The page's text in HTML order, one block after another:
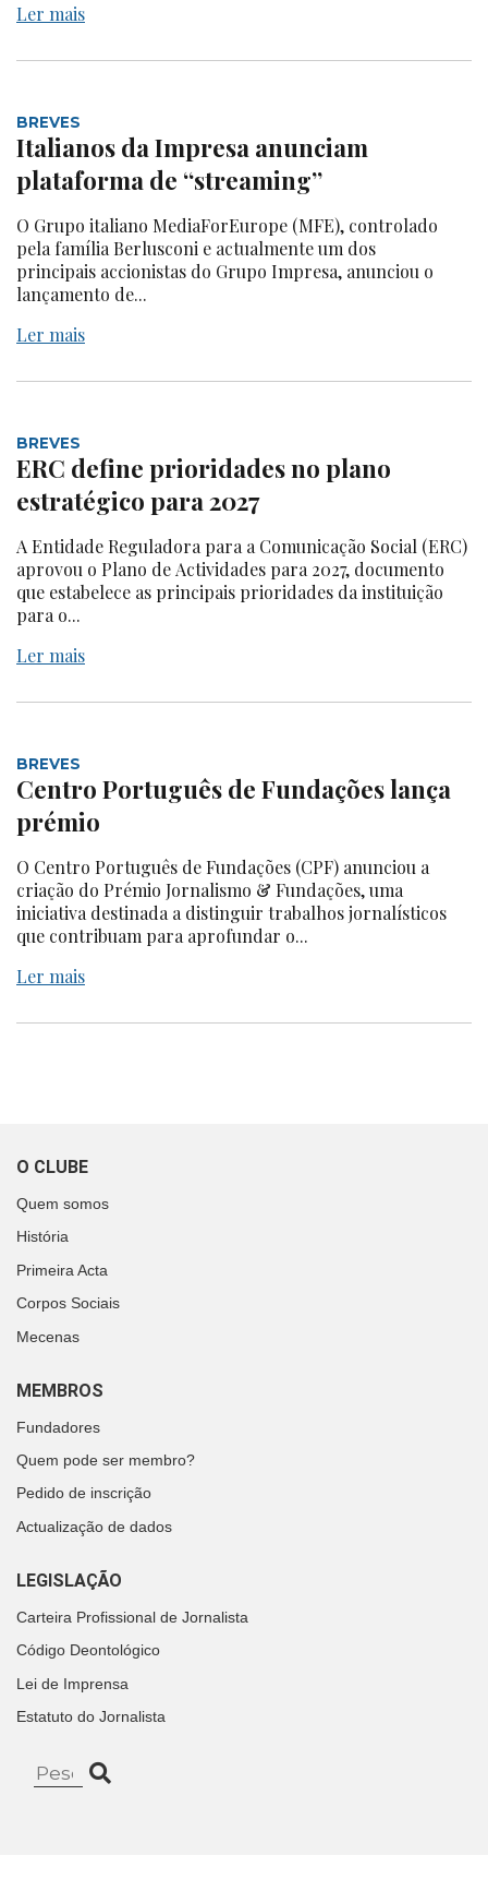
Ler mais
BREVES
Italianos da Impresa anunciam
plataforma de “streaming”
O Grupo italiano MediaForEurope (MFE), controlado
pela família Berlusconi e actualmente um dos
principais accionistas do Grupo Impresa, anunciou o
lançamento de...
Ler mais
BREVES
ERC define prioridades no plano
estratégico para 2027
A Entidade Reguladora para a Comunicação Social (ERC)
aprovou o Plano de Actividades para 2027, documento
que estabelece as principais prioridades da instituição
para o...
Ler mais
BREVES
Centro Português de Fundações lança
prémio
O Centro Português de Fundações (CPF) anunciou a
criação do Prémio Jornalismo & Fundações, uma
iniciativa destinada a distinguir trabalhos jornalísticos
que contribuam para aprofundar o...
Ler mais
O CLUBE
Quem somos
História
Primeira Acta
Corpos Sociais
Mecenas
MEMBROS
Fundadores
Quem pode ser membro?
Pedido de inscrição
Actualização de dados
LEGISLAÇÃO
Carteira Profissional de Jornalista
Código Deontológico
Lei de Imprensa
Estatuto do Jornalista